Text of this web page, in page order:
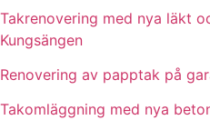
Takrenovering med nya läkt
Kungsängen
Renovering av papptak på
Takomläggning med nya